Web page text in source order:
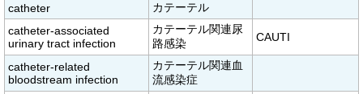
catheter
カテーテル
catheter-associated
urinary tract infection
カテーテル関連尿
路感染
CAUTI
catheter-related
bloodstream infection
カテーテル関連血
流感染症